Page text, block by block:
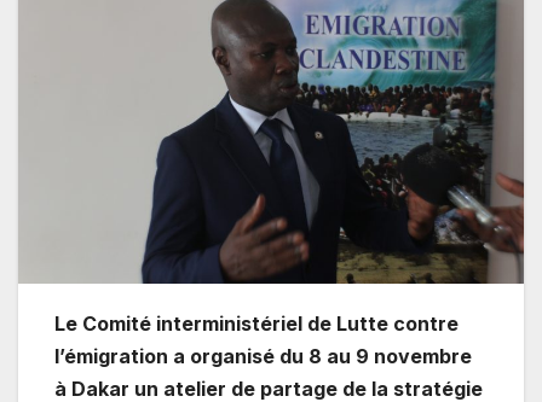
Le Comité interministériel de Lutte contre
l’émigration a organisé du 8 au 9 novembre
à Dakar un atelier de partage de la stratégie